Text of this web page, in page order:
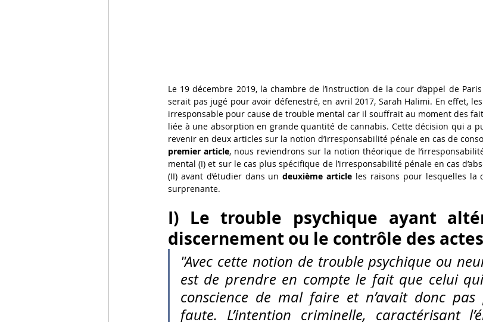
Le 19 décembre 2019, la chambre de l’instruction de la cour d’appel de
serait pas jugé pour avoir défenestré, en avril 2017, Sarah Halimi. En effet,
irresponsable pour cause de trouble mental car il souffrait au moment des
liée à une absorption en grande quantité de cannabis. Cette décision qui a
premier article, nous reviendrons sur la notion théorique de
mental (I) et sur le cas plus spécifique de l’irresponsabilité pénale en cas
(II) avant d’étudier dans un deuxième article les raisons pour lesquelles la
surprenante.
I) Le trouble psychique ayant
discernement ou le contrôle des actes
"Avec cette notion de trouble psychique ou
est de prendre en compte le fait que celui
conscience de mal faire et n’avait donc
faute. L’intention criminelle, caractérisant